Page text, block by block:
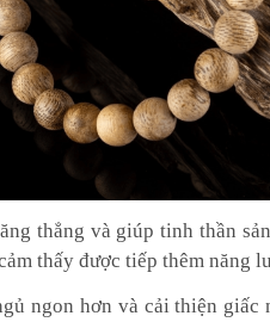
thẳng và giúp tinh thần
thấy được tiếp thêm năng
ngon hơn và cải thiện